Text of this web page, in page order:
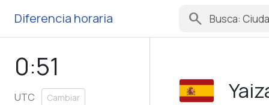
Diferencia horaria search
0:51
UTC Cambiar